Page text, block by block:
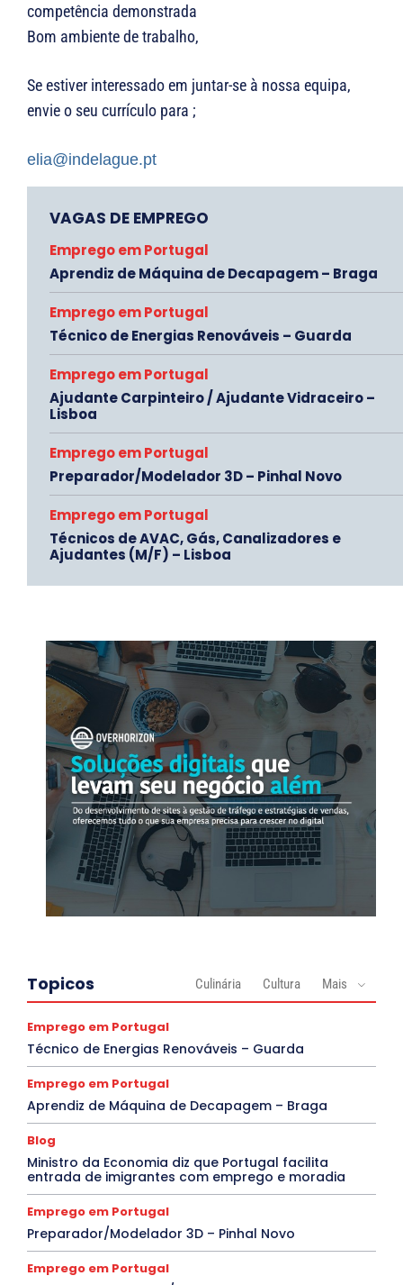
competência demonstrada
Bom ambiente de trabalho,
Se estiver interessado em juntar-se à nossa equipa,
envie o seu currículo para ;
elia@indelague.pt
VAGAS DE EMPREGO
Emprego em Portugal
Aprendiz de Máquina de Decapagem – Braga
Emprego em Portugal
Técnico de Energias Renováveis – Guarda
Emprego em Portugal
Ajudante Carpinteiro / Ajudante Vidraceiro –
Lisboa
Emprego em Portugal
Preparador/Modelador 3D – Pinhal Novo
Emprego em Portugal
Técnicos de AVAC, Gás, Canalizadores e
Ajudantes (M/F) – Lisboa
Topicos Culinária Cultura Mais
Emprego em Portugal
Técnico de Energias Renováveis – Guarda
Emprego em Portugal
Aprendiz de Máquina de Decapagem – Braga
Blog
Ministro da Economia diz que Portugal facilita
entrada de imigrantes com emprego e moradia
Emprego em Portugal
Preparador/Modelador 3D – Pinhal Novo
Emprego em Portugal